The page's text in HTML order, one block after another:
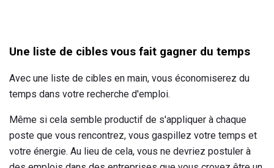
Une liste de cibles vous fait gagner du temps
Avec une liste de cibles en main, vous économiserez du
temps dans votre recherche d'emploi.
Même si cela semble productif de s'appliquer à chaque
poste que vous rencontrez, vous gaspillez votre temps et
votre énergie. Au lieu de cela, vous ne devriez postuler à